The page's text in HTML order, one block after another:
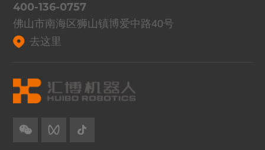
400-136-0757
佛山市南海区狮山镇博爱中路40号
去这里